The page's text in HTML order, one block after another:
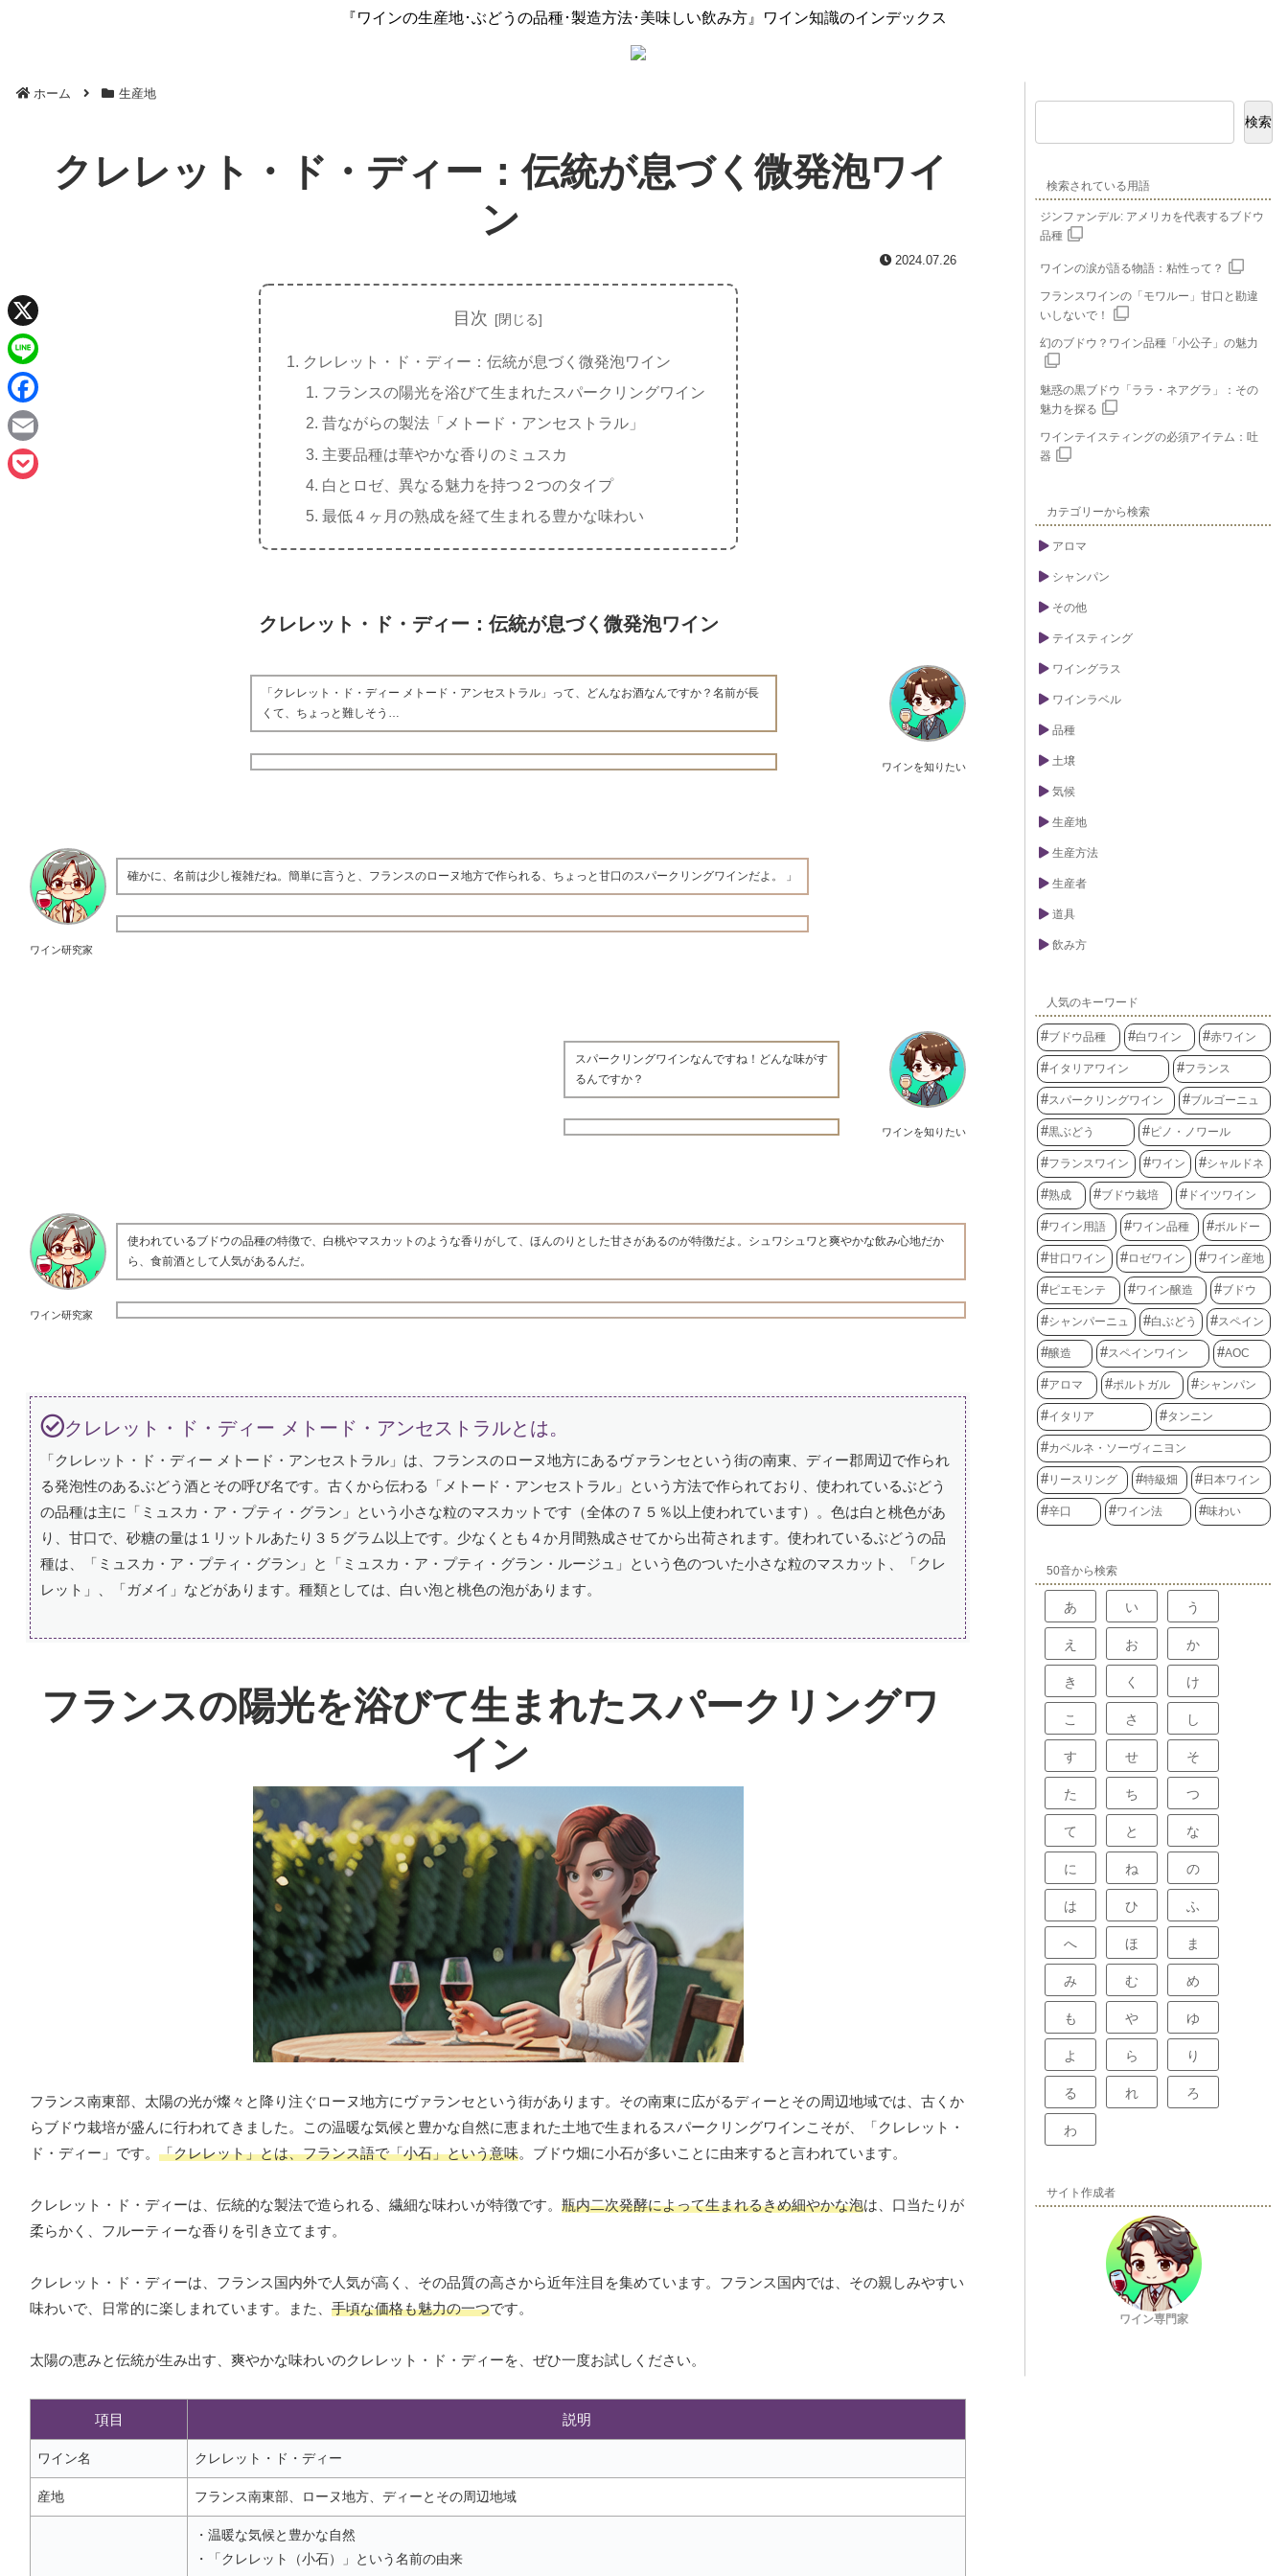
『ワインの生産地･ぶどうの品種･製造方法･美味しい飲み方』ワイン知識のインデックス
ホーム 生産地
クレレット・ド・ディー：伝統が息づく微発泡ワイ
ン
2024.07.26
目次
クレレット・ド・ディー：伝統が息づく微発泡ワイン
フランスの陽光を浴びて生まれたスパークリングワイン
昔ながらの製法「メトード・アンセストラル」
主要品種は華やかな香りのミュスカ
白とロゼ、異なる魅力を持つ２つのタイプ
最低４ヶ月の熟成を経て生まれる豊かな味わい
クレレット・ド・ディー：伝統が息づく微発泡ワイン
ワインを知りたい
「クレレット・ド・ディー メトード・アンセストラル」って、どんなお酒なんですか？名前が長
くて、ちょっと難しそう…
ワイン研究家
確かに、名前は少し複雑だね。簡単に言うと、フランスのローヌ地方で作られる、ちょっと甘口のスパークリングワインだよ。 」
ワインを知りたい
スパークリングワインなんですね！どんな味がす
るんですか？
ワイン研究家
使われているブドウの品種の特徴で、白桃やマスカットのような香りがして、ほんのりとした甘さがあるのが特徴だよ。シュワシュワと爽やかな飲み心地だか
ら、食前酒として人気があるんだ。
クレレット・ド・ディー メトード・アンセストラルとは。
「クレレット・ド・ディー メトード・アンセストラル」は、フランスのローヌ地方にあるヴァランセという街の南東、ディー郡周辺で作られ
る発泡性のあるぶどう酒とその呼び名です。古くから伝わる「メトード・アンセストラル」という方法で作られており、使われているぶどう
の品種は主に「ミュスカ・ア・プティ・グラン」という小さな粒のマスカットです（全体の７５％以上使われています）。色は白と桃色があ
り、甘口で、砂糖の量は１リットルあたり３５グラム以上です。少なくとも４か月間熟成させてから出荷されます。使われているぶどうの品
種は、「ミュスカ・ア・プティ・グラン」と「ミュスカ・ア・プティ・グラン・ルージュ」という色のついた小さな粒のマスカット、「クレ
レット」、「ガメイ」などがあります。種類としては、白い泡と桃色の泡があります。
フランスの陽光を浴びて生まれたスパークリングワ
イン
フランス南東部、太陽の光が燦々と降り注ぐローヌ地方にヴァランセという街があります。その南東に広がるディーとその周辺地域では、古くか
らブドウ栽培が盛んに行われてきました。この温暖な気候と豊かな自然に恵まれた土地で生まれるスパークリングワインこそが、「クレレット・
ド・ディー」です。 「クレレット」とは、フランス語で「小石」という意味。ブドウ畑に小石が多いことに由来すると言われています。
クレレット・ド・ディーは、伝統的な製法で造られる、繊細な味わいが特徴です。 瓶内二次発酵によって生まれるきめ細やかな泡は、口当たりが
柔らかく、フルーティーな香りを引き立てます。
クレレット・ド・ディーは、フランス国内外で人気が高く、その品質の高さから近年注目を集めています。フランス国内では、その親しみやすい
味わいで、日常的に楽しまれています。また、 手頃な価格も魅力の一つです。
太陽の恵みと伝統が生み出す、爽やかな味わいのクレレット・ド・ディーを、ぜひ一度お試しください。
項目 説明
ワイン名 クレレット・ド・ディー
産地 フランス南東部、ローヌ地方、ディーとその周辺地域
・温暖な気候と豊かな自然
・「クレレット（小石）」という名前の由来
検索
検索されている用語
ジンファンデル: アメリカを代表するブドウ
品種
ワインの涙が語る物語：粘性って？
フランスワインの「モワルー」甘口と勘違
いしないで！
幻のブドウ？ワイン品種「小公子」の魅力
魅惑の黒ブドウ「ララ・ネアグラ」：その
魅力を探る
ワインテイスティングの必須アイテム：吐
器
カテゴリーから検索
アロマ
シャンパン
その他
テイスティング
ワイングラス
ワインラベル
品種
土壌
気候
生産地
生産方法
生産者
道具
飲み方
人気のキーワード
ブドウ品種 白ワイン 赤ワイン
イタリアワイン フランス
スパークリングワイン ブルゴーニュ
黒ぶどう ピノ・ノワール
フランスワイン ワイン シャルドネ
熟成 ブドウ栽培 ドイツワイン
ワイン用語 ワイン品種 ボルドー
甘口ワイン ロゼワイン ワイン産地
ピエモンテ ワイン醸造 ブドウ
シャンパーニュ 白ぶどう スペイン
醸造 スペインワイン AOC
アロマ ポルトガル シャンパン
イタリア タンニン
カベルネ・ソーヴィニヨン
リースリング 特級畑 日本ワイン
辛口 ワイン法 味わい
50音から検索
あ い う
え お か
き く け
こ さ し
す せ そ
た ち つ
て と な
に ね の
は ひ ふ
へ ほ ま
み む め
も や ゆ
よ ら り
る れ ろ
わ
サイト作成者
ワイン専門家
X
L
n
e
F
a
c
E